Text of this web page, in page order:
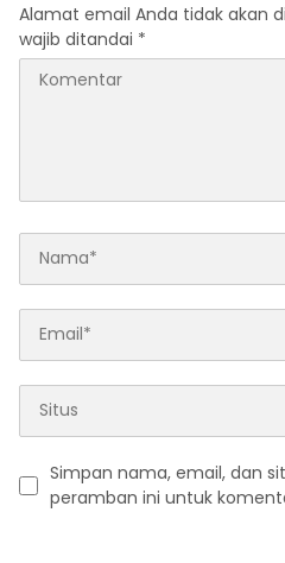
Alamat email Anda tidak akan
wajib ditandai *
Simpan nama, email, dan
peramban ini untuk